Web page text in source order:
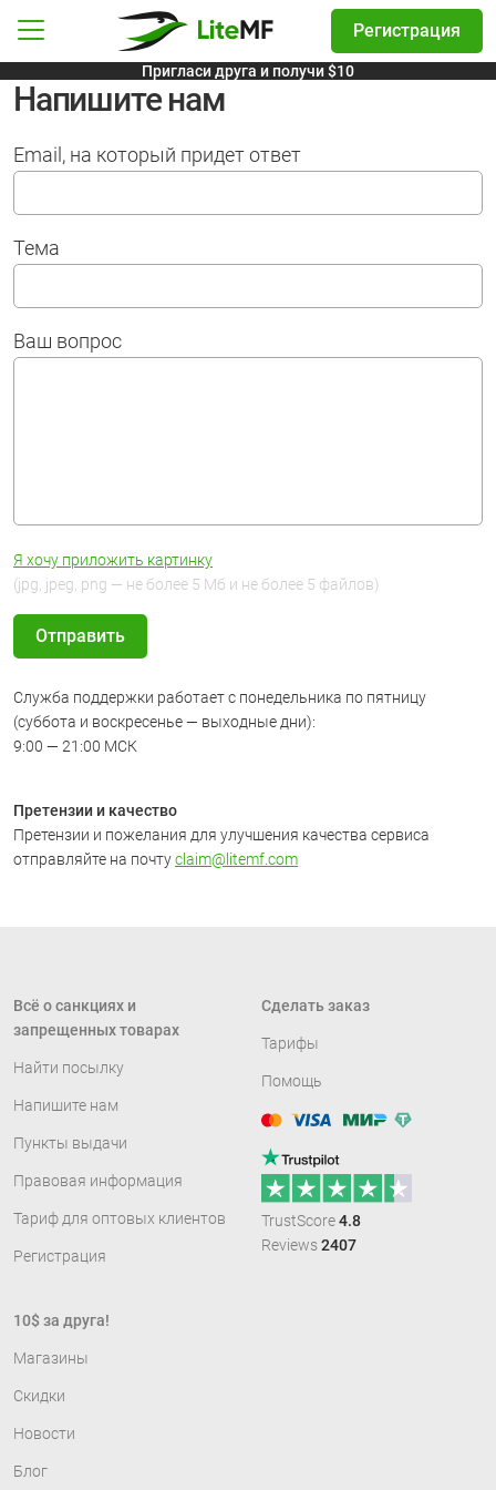
языка
Регистрация
Навигация
Пригласи друга и получи $10
Напишите нам
Email, на который придет ответ
Тема
Ваш вопрос
Я хочу приложить картинку
(jpg, jpeg, png — не более 5 Мб и не более 5 файлов)
Служба поддержки работает с понедельника по пятницу
(суббота и воскресенье — выходные дни):
9:00 — 21:00 МСК
Претензии и качество
Претензии и пожелания для улучшения качества сервиса
отправляйте на почтуclaim@litemf.com
Всё о санкциях и
запрещенных товарах
Найти посылку
Напишите нам
Пункты выдачи
Правовая информация
Тариф для оптовых клиентов
Регистрация
10$ за друга!
Магазины
Скидки
Новости
Блог
Сделать заказ
Тарифы
Помощь
Совместимо с платёжными
Рейтинг: 88%
TrustScore4.8
Reviews2407